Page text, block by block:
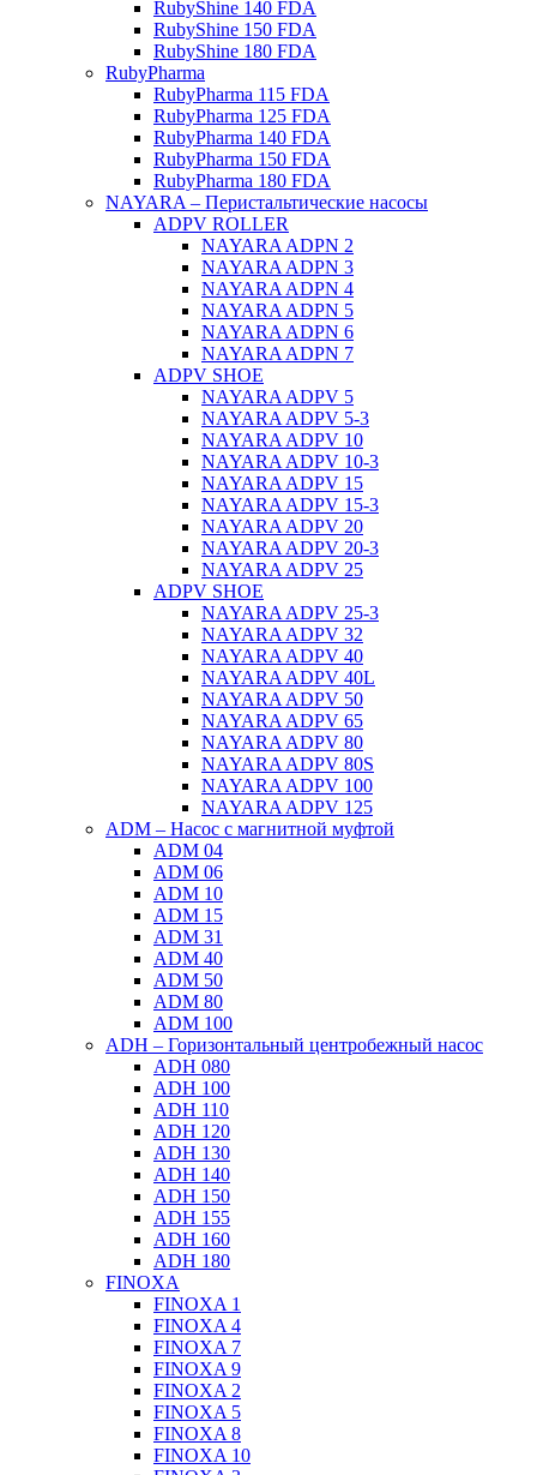
RubyShine 140 FDA
RubyShine 150 FDA
RubyShine 180 FDA
RubyPharma
RubyPharma 115 FDA
RubyPharma 125 FDA
RubyPharma 140 FDA
RubyPharma 150 FDA
RubyPharma 180 FDA
NAYARA – Перистальтические насосы
ADPV ROLLER
NAYARA ADPN 2
NAYARA ADPN 3
NAYARA ADPN 4
NAYARA ADPN 5
NAYARA ADPN 6
NAYARA ADPN 7
ADPV SHOE
ΝAYARA ADPV 5
NAYARA ADPV 5-3
NAYARA ADPV 10
NAYARA ADPV 10-3
NAYARA ADPV 15
NAYARA ADPV 15-3
NAYARA ADPV 20
NAYARA ADPV 20-3
NAYARA ADPV 25
ADPV SHOE
NAYARA ADPV 25-3
NAYARA ADPV 32
NAYARA ADPV 40
NAYARA ADPV 40L
NAYARA ADPV 50
NAYARA ADPV 65
NAYARA ADPV 80
NAYARA ADPV 80S
NAYARA ADPV 100
NAYARA ADPV 125
ADM – Насос с магнитной муфтой
ADM 04
ADM 06
ADM 10
ADM 15
ADM 31
ADM 40
ADM 50
ADM 80
ADM 100
ADH – Горизонтальный центробежный насос
ADH 080
ADH 100
ADH 110
ADH 120
ADH 130
ADH 140
ADH 150
ADH 155
ADH 160
ADH 180
FINOXA
FINOXA 1
FINOXA 4
FINOXA 7
FINOXA 9
FINOXA 2
FINOXA 5
FINOXA 8
FINOXA 10